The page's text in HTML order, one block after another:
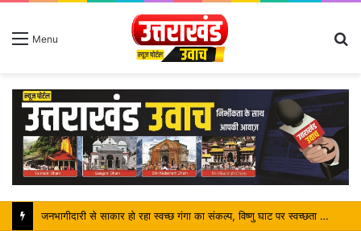
Menu
जनभागीदारी से साकार हो रहा स्वच्छ गंगा का संकल्प, विष्णु घाट पर स्वच्छता अभियान बना कांवड़ यात्रियों के लिए प्रेरणा